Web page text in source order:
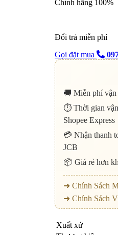
Chính hãng 100%
Đổi trả miễn phí
Gọi đặt mua
🚚 Miễn phí vận
⏱️ Thời gian vận
Shopee Express
💳 Nhận thanh
JCB
📦 Giá rẻ hơn
➜ Chính Sách
➜ Chính Sách
Xuất xứ